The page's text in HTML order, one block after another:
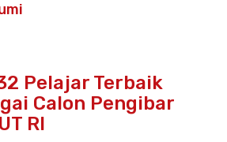
Pelajar Terbaik
Calon Pengibar
RI